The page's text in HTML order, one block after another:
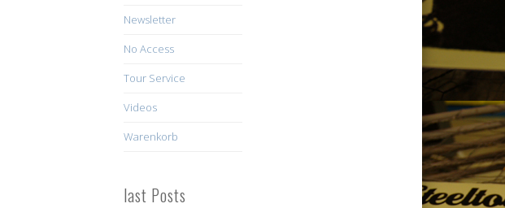
Newsletter
No Access
Tour Service
Videos
Warenkorb
last Posts